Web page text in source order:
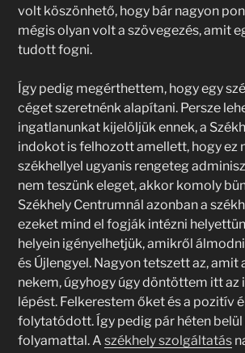
volt köszönhető, hogy bár nagyon
mégis olyan volt a szövegezés, amit
tudott fogni.
Így pedig megérthettem, hogy egy
céget szeretnénk alapítani. Persze
ingatlanunkat kijelöljük ennek, a
indokot is felhozott amellett, hogy ez
székhellyel ugyanis rengeteg
nem teszünk eleget, akkor komoly
Székhely Centrumnál azonban a
ezeket mind el fogják intézni
helyein igényelhetjük, amikről
és Újlengyel. Nagyon tetszett az,
nekem, úgyhogy úgy döntöttem itt
lépést. Felkerestem őket és a pozitív
folytatódott. Így pedig pár héten belül
folyamattal. A székhely szolgáltatás